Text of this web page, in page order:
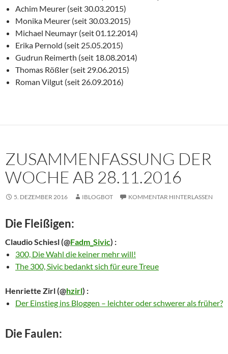
Achim Meurer (seit 30.03.2015)
Monika Meurer (seit 30.03.2015)
Michael Neumayr (seit 01.12.2014)
Erika Pernold (seit 25.05.2015)
Gudrun Reimerth (seit 18.08.2014)
Thomas Rößler (seit 29.06.2015)
Roman Vilgut (seit 26.09.2016)
ZUSAMMENFASSUNG DER
WOCHE AB 28.11.2016
5. DEZEMBER 2016 IBLOGBOT KOMMENTAR HINTERLASSEN
Die Fleißigen:
Claudio Schiesl(@Fadm_Sivic) :
300, Die Wahl die keiner mehr will!
The 300, Sivic bedankt sich für eure Treue
Henriette Zirl(@hzirl) :
Der Einstieg ins Bloggen – leichter oder schwerer als früher?
Die Faulen: